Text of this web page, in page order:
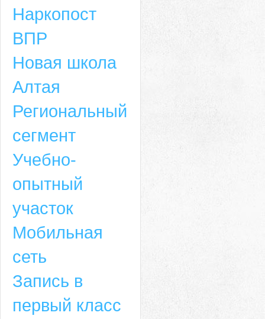
Наркопост
ВПР
Новая школа
Алтая
Региональный
сегмент
Учебно-
опытный
участок
Мобильная
сеть
Запись в
первый класс